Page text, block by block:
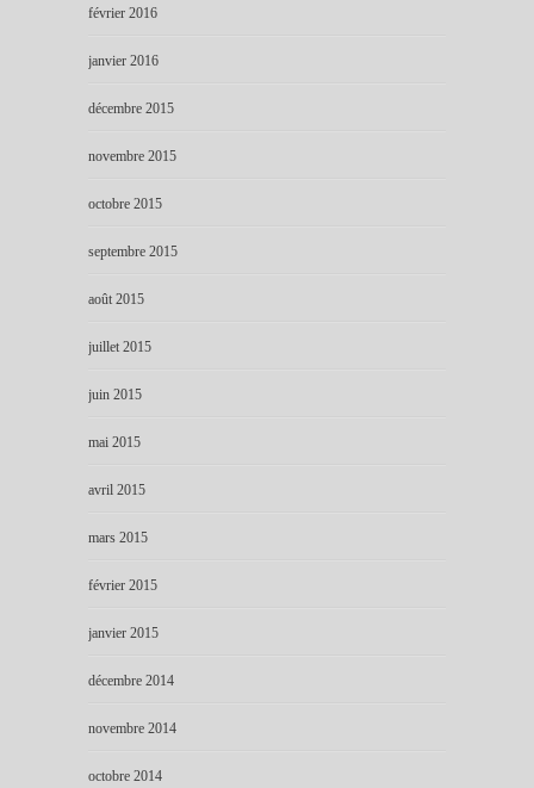
février 2016
janvier 2016
décembre 2015
novembre 2015
octobre 2015
septembre 2015
août 2015
juillet 2015
juin 2015
mai 2015
avril 2015
mars 2015
février 2015
janvier 2015
décembre 2014
novembre 2014
octobre 2014